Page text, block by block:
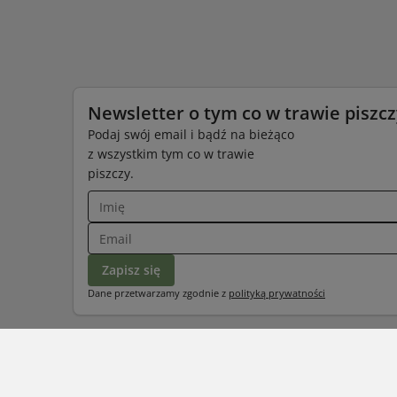
Newsletter o tym co w trawie
Podaj swój email i bądź na bieżąco
z wszystkim tym co w trawie
piszczy.
zapisz się
Dane przetwarzamy zgodnie z polityką prywatności